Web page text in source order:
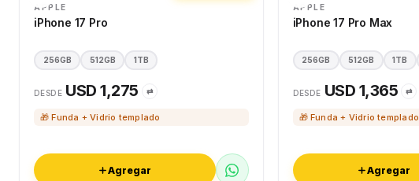
APPLE
iPhone 17 Pro
256GB 512GB 1TB
DESDE USD 1,275 ⇄
🎁 Funda + Vidrio templado
Agregar
APPLE
iPhone 17 Pro Max
256GB 512GB 1TB
DESDE USD 1,365 ⇄
🎁 Funda + Vidrio templado
Agregar